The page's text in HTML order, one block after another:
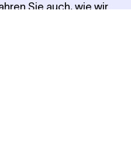
Sie auch, wie wir